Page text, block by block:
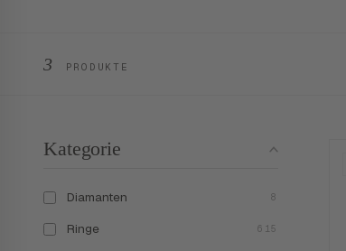
3 PRODUKTE
Kategorie
Diamanten 8
Ringe 615